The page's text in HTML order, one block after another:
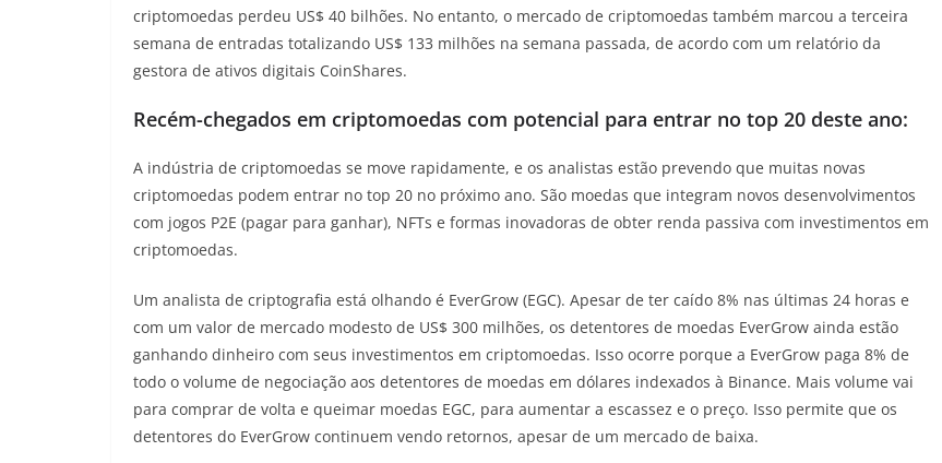
criptomoedas perdeu US$ 40 bilhões. No entanto, o mercado de criptomoedas também marcou a terceira
semana de entradas totalizando US$ 133 milhões na semana passada, de acordo com um relatório da
gestora de ativos digitais CoinShares.
Recém-chegados em criptomoedas com potencial para entrar no top 20 deste ano:
A indústria de criptomoedas se move rapidamente, e os analistas estão prevendo que muitas novas
criptomoedas podem entrar no top 20 no próximo ano. São moedas que integram novos desenvolvimentos
com jogos P2E (pagar para ganhar), NFTs e formas inovadoras de obter renda passiva com investimentos em
criptomoedas.
Um analista de criptografia está olhando é EverGrow (EGC). Apesar de ter caído 8% nas últimas 24 horas e
com um valor de mercado modesto de US$ 300 milhões, os detentores de moedas EverGrow ainda estão
ganhando dinheiro com seus investimentos em criptomoedas. Isso ocorre porque a EverGrow paga 8% de
todo o volume de negociação aos detentores de moedas em dólares indexados à Binance. Mais volume vai
para comprar de volta e queimar moedas EGC, para aumentar a escassez e o preço. Isso permite que os
detentores do EverGrow continuem vendo retornos, apesar de um mercado de baixa.